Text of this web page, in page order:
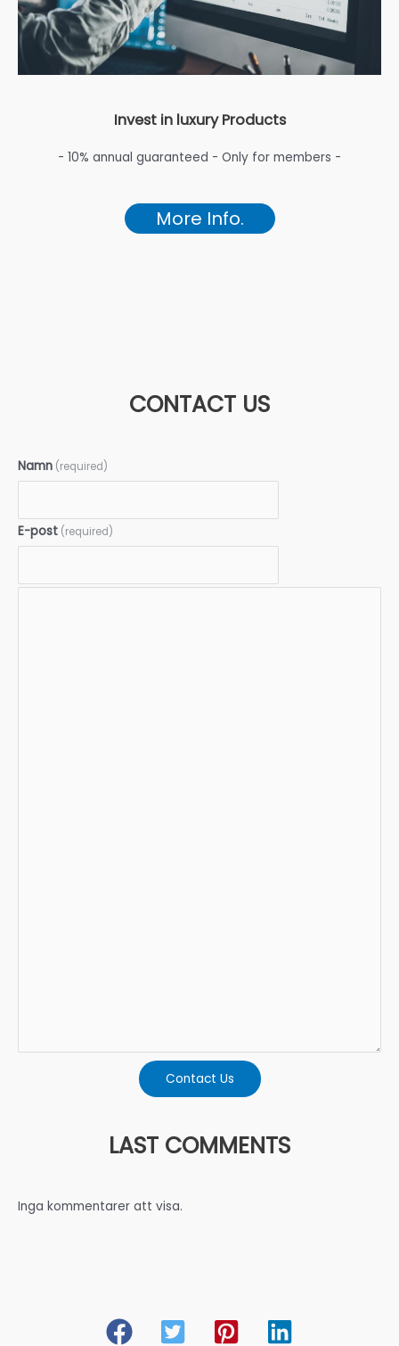
Invest in luxury Products
- 10% annual guaranteed - Only for members -
More Info.
CONTACT US
Namn (required)
E-post (required)
Contact Us
LAST COMMENTS
Inga kommentarer att visa.